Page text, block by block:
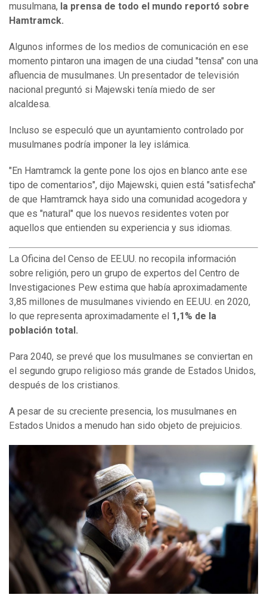
musulmana, la prensa de todo el mundo reportó sobre
Hamtramck.
Algunos informes de los medios de comunicación en ese
momento pintaron una imagen de una ciudad "tensa" con una
afluencia de musulmanes. Un presentador de televisión
nacional preguntó si Majewski tenía miedo de ser
alcaldesa.
Incluso se especuló que un ayuntamiento controlado por
musulmanes podría imponer la ley islámica.
"En Hamtramck la gente pone los ojos en blanco ante ese
tipo de comentarios", dijo Majewski, quien está "satisfecha"
de que Hamtramck haya sido una comunidad acogedora y
que es "natural" que los nuevos residentes voten por
aquellos que entienden su experiencia y sus idiomas.
La Oficina del Censo de EE.UU. no recopila información
sobre religión, pero un grupo de expertos del Centro de
Investigaciones Pew estima que había aproximadamente
3,85 millones de musulmanes viviendo en EE.UU. en 2020,
lo que representa aproximadamente el 1,1% de la
población total.
Para 2040, se prevé que los musulmanes se conviertan en
el segundo grupo religioso más grande de Estados Unidos,
después de los cristianos.
A pesar de su creciente presencia, los musulmanes en
Estados Unidos a menudo han sido objeto de prejuicios.